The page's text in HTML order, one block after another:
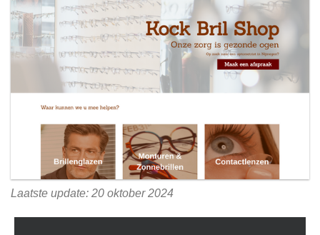
Laatste update: 20 oktober 2024